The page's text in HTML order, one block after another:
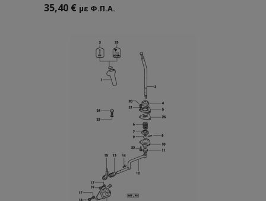
35,40 € με Φ.Π.Α.